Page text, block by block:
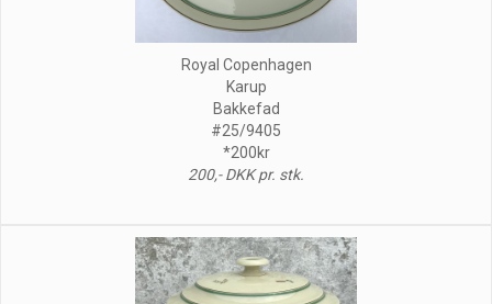
Royal Copenhagen
Karup
Bakkefad
#25/9405
*200kr
200,- DKK pr. stk.